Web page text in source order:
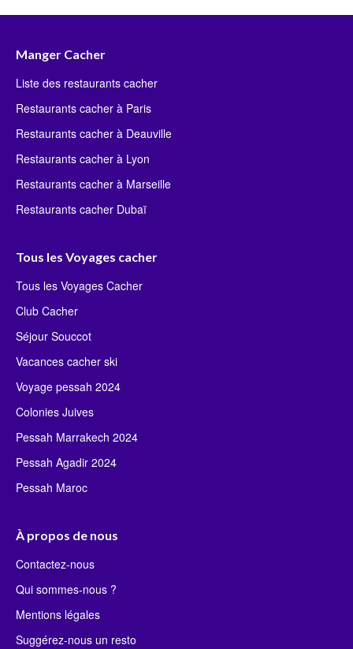
Manger Cacher
Liste des restaurants cacher
Restaurants cacher à Paris
Restaurants cacher à Deauville
Restaurants cacher à Lyon
Restaurants cacher à Marseille
Restaurants cacher Dubaï
Tous les Voyages cacher
Tous les Voyages Cacher
Club Cacher
Séjour Souccot
Vacances cacher ski
Voyage pessah 2024
Colonies Juives
Pessah Marrakech 2024
Pessah Agadir 2024
Pessah Maroc
À propos de nous
Contactez-nous
Qui sommes-nous ?
Mentions légales
Suggérez-nous un resto